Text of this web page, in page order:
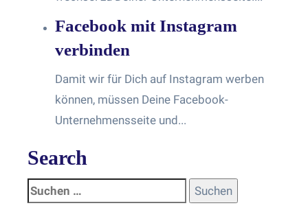
Facebook mit Instagram
verbinden
Damit wir für Dich auf Instagram werben
können, müssen Deine Facebook-
Unternehmensseite und...
Search